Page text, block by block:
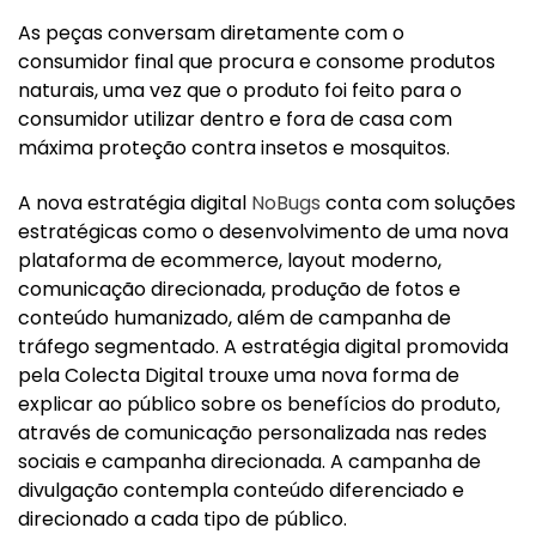
As peças conversam diretamente com o
consumidor final que procura e consome produtos
naturais, uma vez que o produto foi feito para o
consumidor utilizar dentro e fora de casa com
máxima proteção contra insetos e mosquitos.
A nova estratégia digital NoBugs conta com soluções
estratégicas como o desenvolvimento de uma nova
plataforma de ecommerce, layout moderno,
comunicação direcionada, produção de fotos e
conteúdo humanizado, além de campanha de
tráfego segmentado. A estratégia digital promovida
pela Colecta Digital trouxe uma nova forma de
explicar ao público sobre os benefícios do produto,
através de comunicação personalizada nas redes
sociais e campanha direcionada. A campanha de
divulgação contempla conteúdo diferenciado e
direcionado a cada tipo de público.